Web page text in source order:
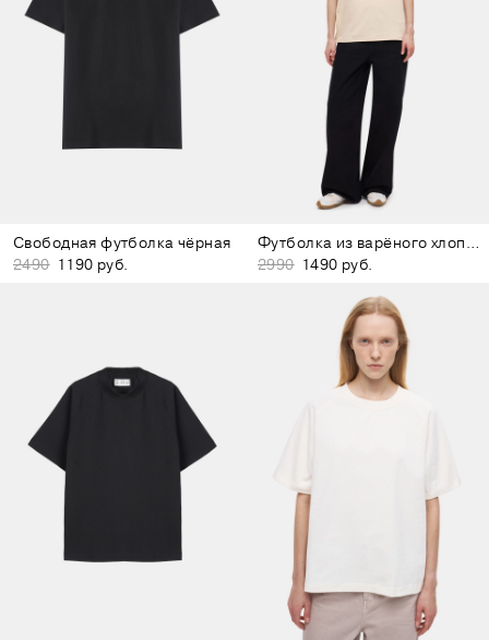
Свободная футболка чёрная
2490 1190 руб.
Футболка из варёного хлопка бежевая
2990 1490 руб.